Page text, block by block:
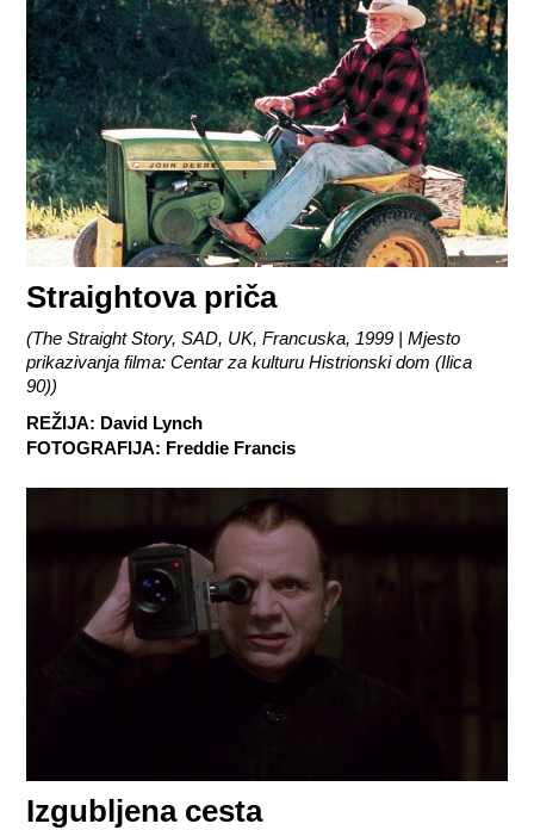
Straightova priča
(The Straight Story, SAD, UK, Francuska, 1999 | Mjesto
prikazivanja filma: Centar za kulturu Histrionski dom (Ilica
90))
REŽIJA: David Lynch
FOTOGRAFIJA: Freddie Francis
Izgubljena cesta